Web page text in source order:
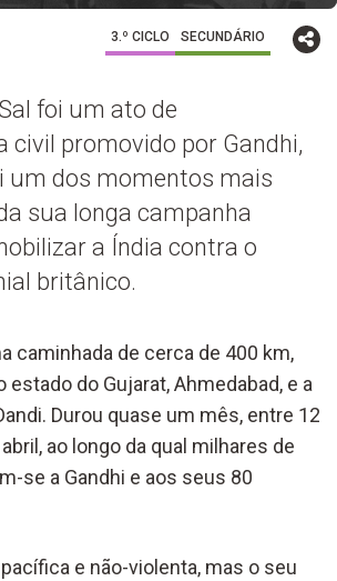
3.º CICLO SECUNDÁRIO
foi um ato de
civil promovido por Gandhi,
um dos momentos mais
sua longa campanha
a Índia contra o
britânico.
caminhada de cerca de 400 km,
estado do Gujarat, Ahmedabad, e a
Durou quase um mês, entre 12
ao longo da qual milhares de
se a Gandhi e aos seus 80
e não-violenta, mas o seu